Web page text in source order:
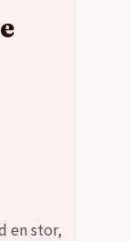
en stor,